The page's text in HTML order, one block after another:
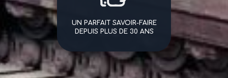
UN PARFAIT SAVOIR-FAIRE
DEPUIS PLUS DE 30 ANS